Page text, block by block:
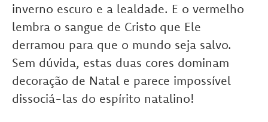
inverno escuro e a lealdade. E o vermelho
lembra o sangue de Cristo que Ele
derramou para que o mundo seja salvo.
Sem dúvida, estas duas cores dominam
decoração de Natal e parece impossível
dissociá-las do espírito natalino!